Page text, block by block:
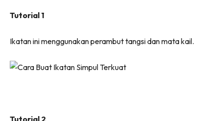
Tutorial 1
Ikatan ini menggunakan perambut tangsi dan mata kail.
Tutorial 2